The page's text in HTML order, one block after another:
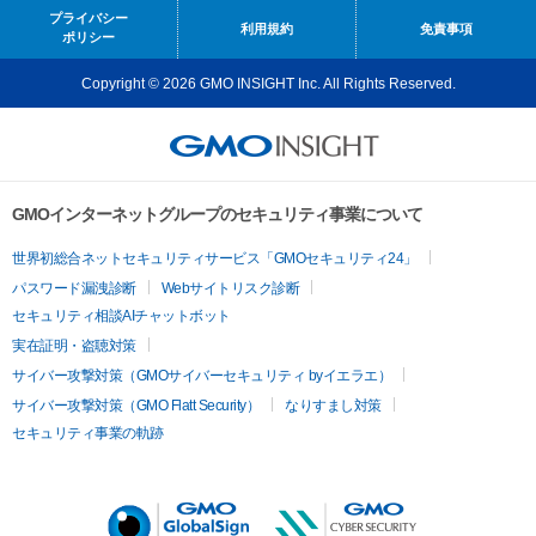
プライバシー
ポリシー
利用規約 免責事項
Copyright © 2026 GMO INSIGHT Inc. All Rights Reserved.
GMOインターネットグループのセキュリティ事業について
世界初総合ネットセキュリティサービス「GMOセキュリティ24」
パスワード漏洩診断
Webサイトリスク診断
セキュリティ相談AIチャットボット
実在証明・盗聴対策
サイバー攻撃対策（GMOサイバーセキュリティ byイエラエ）
サイバー攻撃対策（GMO Flatt Security）
なりすまし対策
セキュリティ事業の軌跡